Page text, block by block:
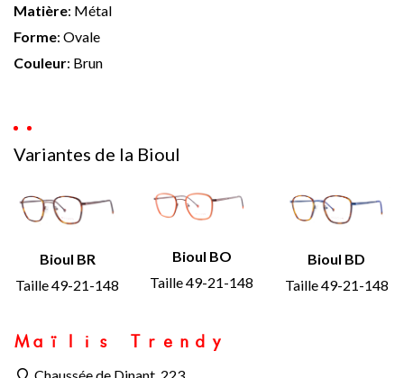
Matière: Métal
Forme: Ovale
Couleur: Brun
Variantes de la Bioul
Bioul BR
Taille 49-21-148
Bioul BO
Taille 49-21-148
Bioul BD
Taille 49-21-148
Maïlis Trendy
Chaussée de Dinant, 223